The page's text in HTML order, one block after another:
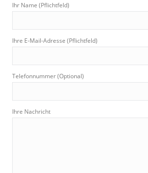
Ihr Name (Pflichtfeld)
Ihre E-Mail-Adresse (Pflichtfeld)
Telefonnummer (Optional)
Ihre Nachricht